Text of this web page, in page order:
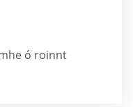
ó roinnt